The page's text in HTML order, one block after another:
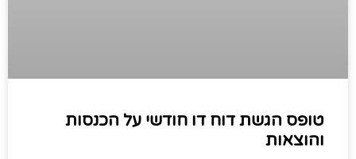
טופס הגשת דוח דו חודשי על הכנסות
והוצאות